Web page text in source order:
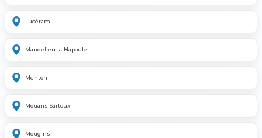
Lucéram
Mandelieu-la-Napoule
Menton
Mouans-Sartoux
Mougins